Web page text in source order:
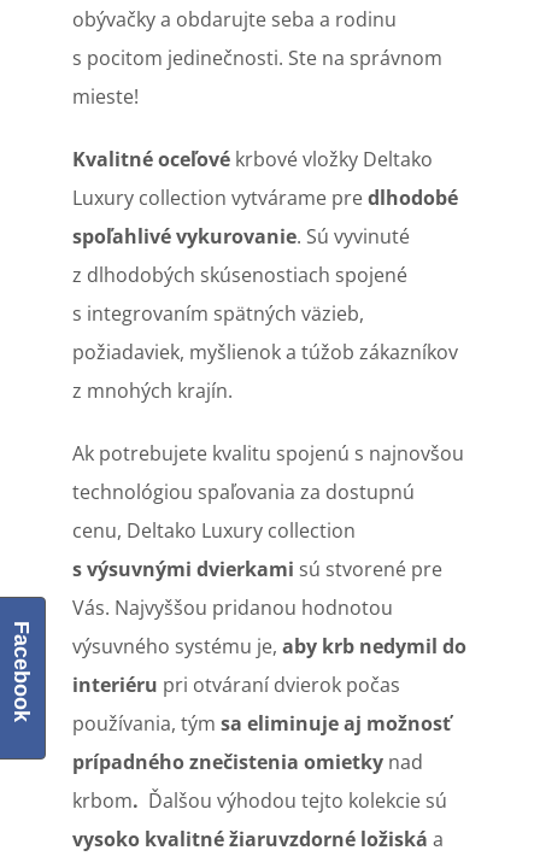
obývačky a obdarujte seba a rodinu
s pocitom jedinečnosti. Ste na správnom
mieste!
Kvalitné oceľové krbové vložky Deltako
Luxury collection vytvárame predlhodobé
spoľahlivé vykurovanie. Sú vyvinuté
z dlhodobých skúsenostiach spojené
s integrovaním spätných väzieb,
požiadaviek, myšlienok a túžob zákazníkov
z mnohých krajín.
Ak potrebujete kvalitu spojenú s najnovšou
technológiou spaľovania za dostupnú
cenu, Deltako Luxury collection
s výsuvnými dvierkami sú stvorené pre
Vás. Najvyššou pridanou hodnotou
výsuvného systému je, aby krb nedymil do
interiéru pri otváraní dvierok počas
používania, tým sa eliminuje aj možnosť
prípadného znečistenia omietkynad
krbom. Ďalšou výhodou tejto kolekcie sú
vysoko kvalitné žiaruvzdorné ložiská a
Facebook